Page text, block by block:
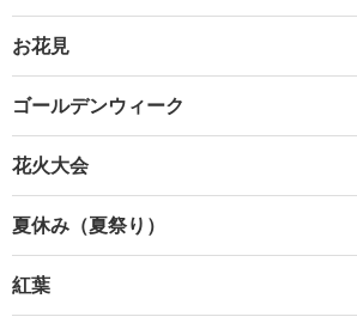
お花見
ゴールデンウィーク
花火大会
夏休み（夏祭り）
紅葉